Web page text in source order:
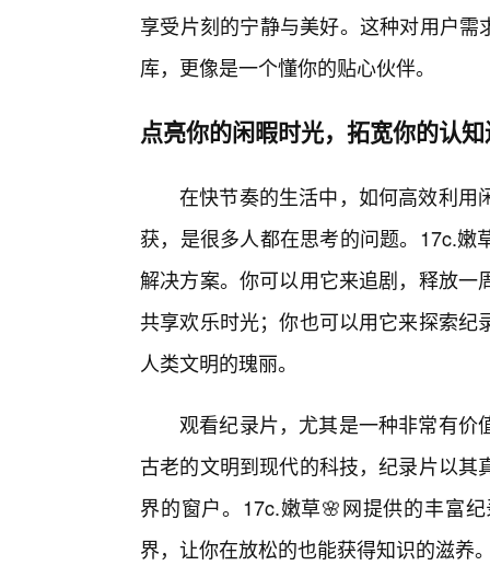
享受片刻的宁静与美好。这种对用户
库，更像是一个懂你的贴心伙伴。
点亮你的闲暇时光，拓宽你的认
在快节奏的生活中，如何高效利用
获，是很多人都在思考的问题。17c.
解决方案。你可以用它来追剧，释放
共享欢乐时光；你也可以用它来探索
人类文明的瑰丽。
观看纪录片，尤其是一种非常有价
古老的文明到现代的科技，纪录片以
界的窗户。17c.嫩草🌸网提供的丰富
界，让你在放松的也能获得知识的滋养